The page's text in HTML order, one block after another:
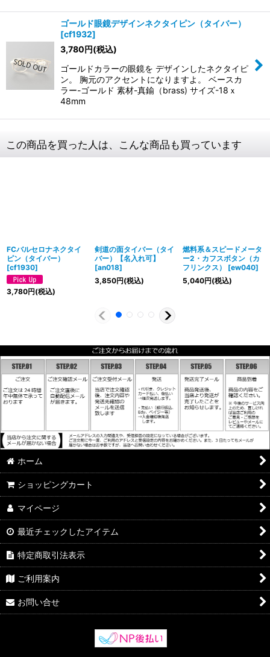
ゴールド眼鏡デザインネクタイピン（タイバー）
[cf1932]
3,780円(税込)
ゴールドカラーの眼鏡を デザインしたネクタイピ
ン。 胸元のアクセントになりますよ。 ベースカ
ラー-ゴールド 素材-真鍮（brass) サイズ-18ｘ
48mm
この商品を買った人は、こんな商品も買っています
FCバルセロナネクタイ
ピン（タイバー）
[cf1930]
3,780円(税込)
剣道の面タイバー（タイ
バー）【名入れ可】
[an018]
3,850円(税込)
燃料系＆スピードメータ
ー2・カフスボタン（カ
フリンクス）
[ew040]
5,040円(税込)
ホーム
ショッピングカート
マイページ
最近チェックしたアイテム
特定商取引法表示
ご利用案内
お問い合せ